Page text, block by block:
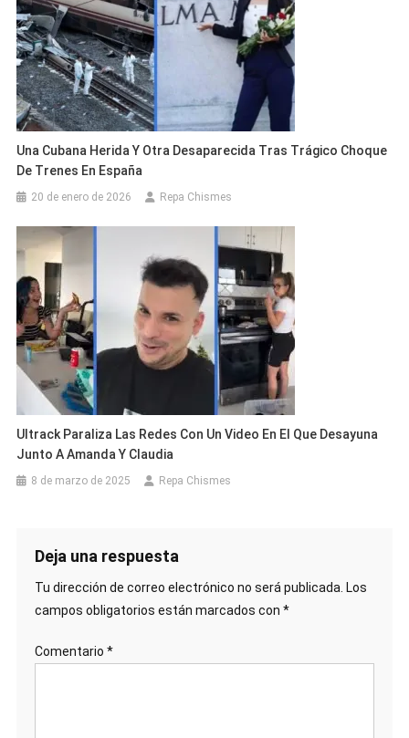
Una Cubana Herida Y Otra Desaparecida Tras Trágico Choque
De Trenes En España
20 de enero de 2026 Repa Chismes
Ultrack Paraliza Las Redes Con Un Video En El Que Desayuna
Junto A Amanda Y Claudia
8 de marzo de 2025 Repa Chismes
Deja una respuesta
Tu dirección de correo electrónico no será publicada. Los
campos obligatorios están marcados con *
Comentario *